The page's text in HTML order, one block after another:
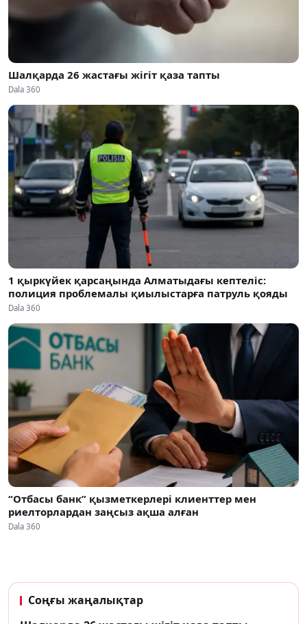
Шалқарда 26 жастағы жігіт қаза тапты
Dala 360
1 қыркүйек қарсаңында Алматыдағы кептеліс:
полиция проблемалы қиылыстарға патруль қояды
Dala 360
“Отбасы банк” қызметкерлері клиенттер мен
риелторлардан заңсыз ақша алған
Dala 360
Соңғы жаңалықтар